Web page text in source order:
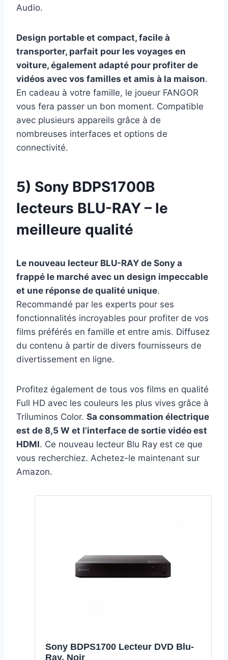
Audio.
Design portable et compact, facile à
transporter, parfait pour les voyages en
voiture, également adapté pour profiter de
vidéos avec vos familles et amis à la maison.
En cadeau à votre famille, le joueur FANGOR
vous fera passer un bon moment. Compatible
avec plusieurs appareils grâce à de
nombreuses interfaces et options de
connectivité.
5) Sony BDPS1700B
lecteurs BLU-RAY – le
meilleure qualité
Le nouveau lecteur BLU-RAY de Sony a
frappé le marché avec un design impeccable
et une réponse de qualité unique.
Recommandé par les experts pour ses
fonctionnalités incroyables pour profiter de vos
films préférés en famille et entre amis. Diffusez
du contenu à partir de divers fournisseurs de
divertissement en ligne.
Profitez également de tous vos films en qualité
Full HD avec les couleurs les plus vives grâce à
Triluminos Color. Sa consommation électrique
est de 8,5 W et l’interface de sortie vidéo est
HDMI. Ce nouveau lecteur Blu Ray est ce que
vous recherchiez. Achetez-le maintenant sur
Amazon.
Sony BDPS1700 Lecteur DVD Blu-
Ray, Noir